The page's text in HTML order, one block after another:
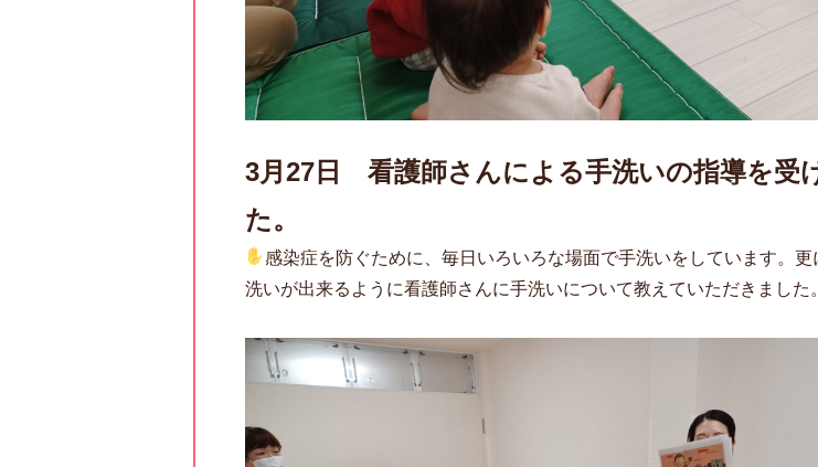
3月27日 看護師さんによる手洗いの指導を受
た。
感染症を防ぐために、毎日いろいろな場面で手洗いをしています。更
洗いが出来るように看護師さんに手洗いについて教えていただきました。